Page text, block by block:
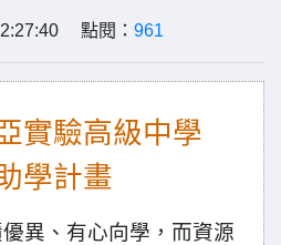
點閱： 961
實驗高級中學
學計畫
異、有心向學，而資源